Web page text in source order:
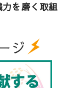
力を磨く取組
ジ